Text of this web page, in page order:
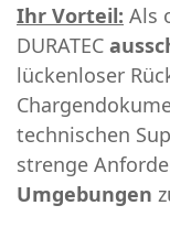
Ihr Vorteil: Als
DURATEC
lückenloser
technischen
strenge
Umgebungen